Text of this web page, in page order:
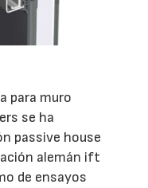
para muro
se ha
passive house
alemán ift
de ensayos